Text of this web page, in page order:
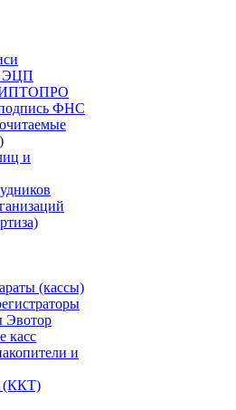
ЭЦП
ФНС
и
(кассы)
Эвотор
касс
и
(ККТ)